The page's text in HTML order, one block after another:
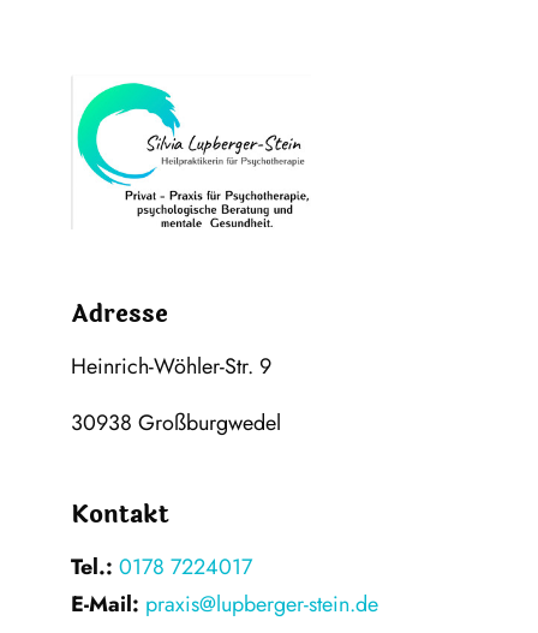
Adresse
Heinrich-Wöhler-Str. 9
30938 Großburgwedel
Kontakt
Tel.: 0178 7224017
E-Mail: praxis@lupberger-stein.de